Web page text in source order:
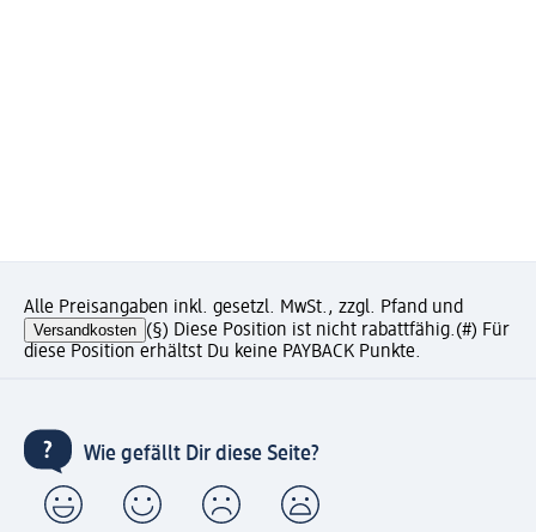
Alle Preisangaben inkl. gesetzl. MwSt., zzgl. Pfand und
Versandkosten (§) Diese Position ist nicht rabattfähig.(#) Für
diese Position erhältst Du keine PAYBACK Punkte.
Wie gefällt Dir diese Seite?